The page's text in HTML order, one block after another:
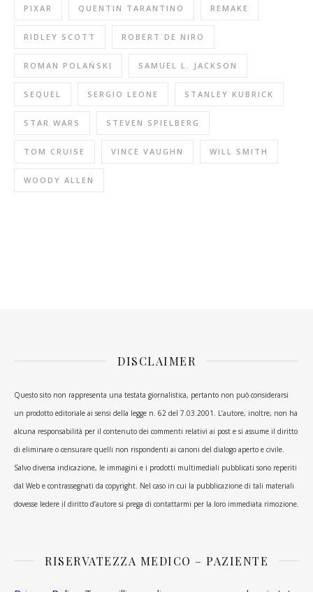
PIXAR QUENTIN TARANTINO REMAKE
RIDLEY SCOTT ROBERT DE NIRO
ROMAN POLAŃSKI SAMUEL L. JACKSON
SEQUEL SERGIO LEONE STANLEY KUBRICK
STAR WARS STEVEN SPIELBERG
TOM CRUISE VINCE VAUGHN WILL SMITH
WOODY ALLEN
DISCLAIMER
Questo sito non rappresenta una testata giornalistica, pertanto non può considerarsi
un prodotto editoriale ai sensi della legge n. 62 del 7.03.2001. L’autore, inoltre, non ha
alcuna responsabilità per il contenuto dei commenti relativi ai post e si assume il diritto
di eliminare o censurare quelli non rispondenti ai canoni del dialogo aperto e civile.
Salvo diversa indicazione, le immagini e i prodotti multimediali pubblicati sono reperiti
dal Web e contrassegnati da copyright. Nel caso in cui la pubblicazione di tali materiali
dovesse ledere il diritto d’autore si prega di contattarmi per la loro immediata rimozione.
RISERVATEZZA MEDICO – PAZIENTE